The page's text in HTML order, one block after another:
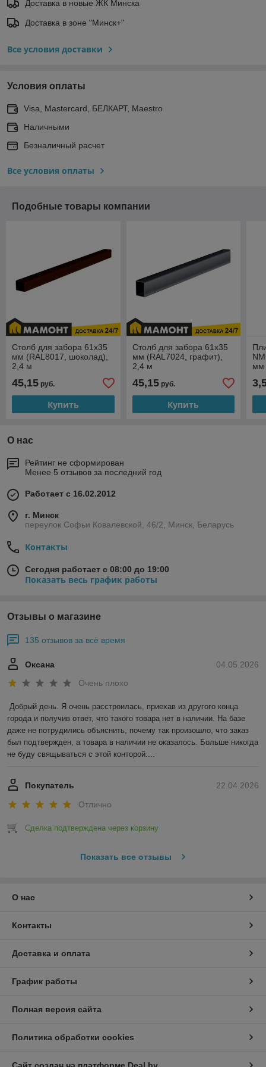
Доставка в новые ЖК Минска
Доставка в зоне "Минск+"
Все условия доставки
Условия оплаты
Visa, Mastercard, БЕЛКАРТ, Maestro
Наличными
Безналичный расчет
Все условия оплаты
Подобные товары компании
Столб для забора 61х35
мм (RAL8017, шоколад),
2,4 м
45,15 руб.
Купить
Столб для забора 61х35
мм (RAL7024, графит),
2,4 м
45,15руб.
Купить
мм
О нас
Рейтинг не сформирован
Менее 5 отзывов за последний год
Работает с 16.02.2012
г. Минск
переулок Софьи Ковалевской, 46/2, Минск, Беларусь
Контакты
Сегодня работает с 08:00 до 19:00
Показать весь график работы
Отзывы о магазине
135 отзывов за всё время
04.05.2026
Оксана
Очень плохо
Добрый день. Я очень расстроилась, приехав из другого конца
города и получив ответ, что такого товара нет в наличии. На базе
даже не потрудились объяснить, почему так произошло, что заказ
был подтвержден, а товара в наличии не оказалось. Больше никогда
не буду свящываться с этой конторой....
22.04.2026
Покупатель
Отлично
Сделка подтверждена через корзину
Показать все отзывы
О нас
Контакты
Доставка и оплата
График работы
Полная версия сайта
Политика обработки cookies
Сайт создан на платформе Deal.by